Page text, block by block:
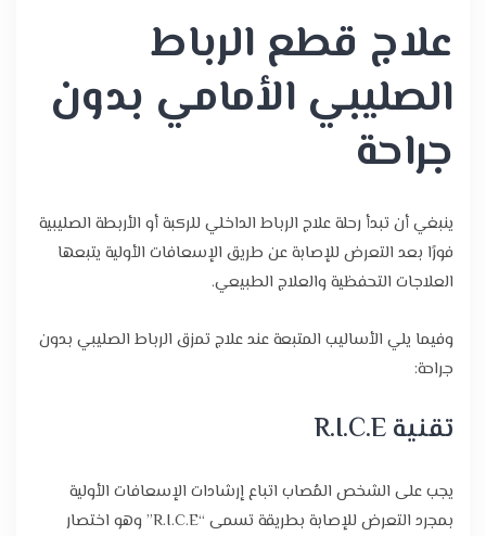
علاج قطع الرباط
الصليبي الأمامي بدون
جراحة
ينبغي أن تبدأ رحلة علاج الرباط الداخلي للركبة أو الأربطة الصليبية
فورًا بعد التعرض للإصابة عن طريق الإسعافات الأولية يتبعها
العلاجات التحفظية والعلاج الطبيعي.
وفيما يلي الأساليب المتبعة عند علاج تمزق الرباط الصليبي بدون
جراحة:
تقنية R.I.C.E
يجب على الشخص المُصاب اتباع إرشادات الإسعافات الأولية
بمجرد التعرض للإصابة بطريقة تسمى “R.I.C.E” وهو اختصار